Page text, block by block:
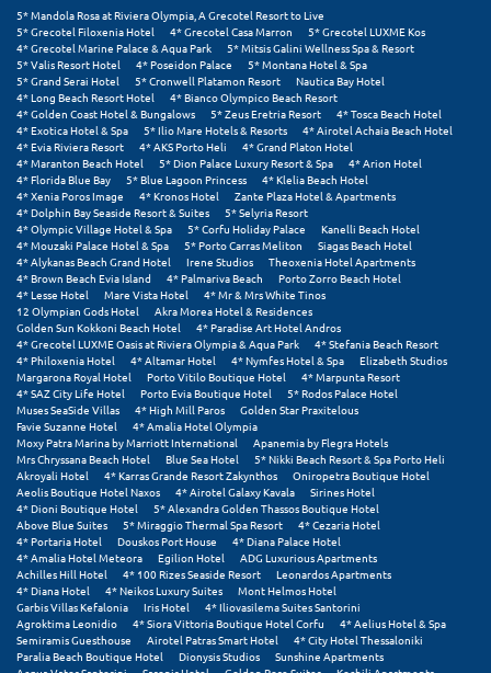
Πάρος
Πάτμος
Πάτρα
Παύλιανη
Πειραιάς
Πελοπόννησος
Πήλιο
Πιερία
Πλαταμώνας
Πλύτρα Λακωνίας
Πόρος
Πόρτο Χέλι
Πρέβεζα
Πύλος
Πύργος
Ρ
5* Mandola Rosa at Riviera Olympia, A Grecotel Resort to Live
5* Grecotel Filoxenia Hotel
4* Grecotel Casa Marron
5* Grecotel LUXME Kos
4* Grecotel Marine Palace & Aqua Park
5* Mitsis Galini Wellness Spa & Resort
5* Valis Resort Hotel
4* Poseidon Palace
5* Montana Hotel & Spa
5* Grand Serai Hotel
5* Cronwell Platamon Resort
Nautica Bay Hotel
4* Long Beach Resort Hotel
4* Bianco Olympico Beach Resort
4* Golden Coast Hotel & Bungalows
5* Zeus Eretria Resort
4* Tosca Beach Hotel
4* Exotica Hotel & Spa
5* Ilio Mare Hotels & Resorts
4* Airotel Achaia Beach Hotel
4* Evia Riviera Resort
4* AKS Porto Heli
4* Grand Platon Hotel
4* Maranton Beach Hotel
5* Dion Palace Luxury Resort & Spa
4* Arion Hotel
4* Florida Blue Bay
5* Blue Lagoon Princess
4* Klelia Beach Hotel
4* Xenia Poros Image
4* Kronos Hotel
Zante Plaza Hotel & Apartments
4* Dolphin Bay Seaside Resort & Suites
5* Selyria Resort
4* Olympic Village Hotel & Spa
5* Corfu Holiday Palace
Kanelli Beach Hotel
4* Mouzaki Palace Hotel & Spa
5* Porto Carras Meliton
Siagas Beach Hotel
4* Alykanas Beach Grand Hotel
Irene Studios
Theoxenia Hotel Apartments
4* Brown Beach Evia Island
4* Palmariva Beach
Porto Zorro Beach Hotel
4* Lesse Hotel
Mare Vista Hotel
4* Mr & Mrs White Tinos
12 Olympian Gods Hotel
Akra Morea Hotel & Residences
Golden Sun Kokkoni Beach Hotel
4* Paradise Art Hotel Andros
4* Grecotel LUXME Oasis at Riviera Olympia & Aqua Park
4* Stefania Beach Resort
4* Philoxenia Hotel
4* Altamar Hotel 4* Nymfes Hotel & Spa
Elizabeth Studios
Margarona Royal Hotel
Porto Vitilo Boutique Hotel
4* Marpunta Resort
4* SAZ City Life Hotel
Porto Evia Boutique Hotel
5* Rodos Palace Hotel
Muses SeaSide Villas
4* High Mill Paros
Golden Star Praxitelous
Favie Suzanne Hotel
4* Amalia Hotel Olympia
Moxy Patra Marina by Marriott International
Apanemia by Flegra Hotels
Mrs Chryssana Beach Hotel
Blue Sea Hotel
5* Nikki Beach Resort & Spa Porto Heli
Akroyali Hotel
4* Karras Grande Resort Zakynthos
Oniropetra Boutique Hotel
Aeolis Boutique Hotel Naxos
4* Airotel Galaxy Kavala
Sirines Hotel
4* Dioni Boutique Hotel
5* Alexandra Golden Thassos Boutique Hotel
Above Blue Suites
5* Miraggio Thermal Spa Resort
4* Cezaria Hotel
4* Portaria Hotel
Douskos Port House
4* Diana Palace Hotel
4* Amalia Hotel Meteora
Egilion Hotel
ADG Luxurious Apartments
Achilles Hill Hotel
4* 100 Rizes Seaside Resort
Leonardos Apartments
4* Diana Hotel
4* Neikos Luxury Suites
Mont Helmos Hotel
Garbis Villas Kefalonia
Iris Hotel
4* Iliovasilema Suites Santorini
Agroktima Leonidio
4* Siora Vittoria Boutique Hotel Corfu
4* Aelius Hotel & Spa
Semiramis Guesthouse
Airotel Patras Smart Hotel
4* City Hotel Thessaloniki
Paralia Beach Boutique Hotel
Dionysis Studios
Sunshine Apartments